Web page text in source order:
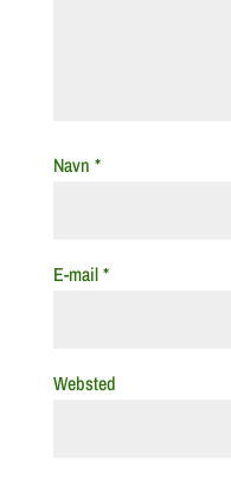
Navn *
E-mail*
Websted